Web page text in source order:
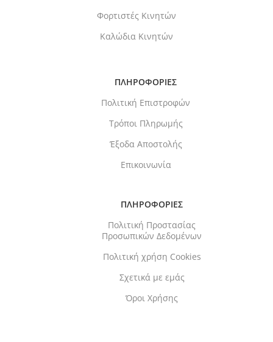
Φορτιστές Κινητών
Καλώδια Κινητών
ΠΛΗΡΟΦΟΡΙΕΣ
Πολιτική Επιστροφών
Τρόποι Πληρωμής
Έξοδα Αποστολής
Επικοινωνία
ΠΛΗΡΟΦΟΡΙΕΣ
Πολιτική Προστασίας
Προσωπικών Δεδομένων
Πολιτική χρήση Cookies
Σχετικά με εμάς
Όροι Χρήσης